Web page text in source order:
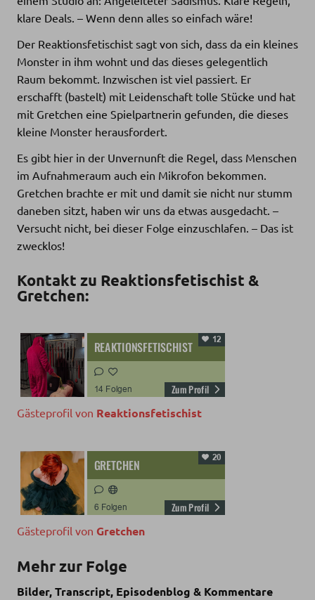
klare Deals. – Wenn denn alles so einfach wäre!
Der Reaktionsfetischist sagt von sich, dass da ein kleines
Monster in ihm wohnt und das dieses gelegentlich
Raum bekommt. Inzwischen ist viel passiert. Er
erschafft (bastelt) mit Leidenschaft tolle Stücke und hat
mit Gretchen eine Spielpartnerin gefunden, die dieses
kleine Monster herausfordert.
Es gibt hier in der Unvernunft die Regel, dass Menschen
im Aufnahmeraum auch ein Mikrofon bekommen.
Gretchen brachte er mit und damit sie nicht nur stumm
daneben sitzt, haben wir uns da etwas ausgedacht. –
Versucht nicht, bei dieser Folge einzuschlafen. – Das ist
zwecklos!
Kontakt zu Reaktionsfetischist &
Gretchen:
Gästeprofil von Reaktionsfetischist
Gästeprofil von Gretchen
Mehr zur Folge
Bilder, Transcript, Episodenblog & Kommentare